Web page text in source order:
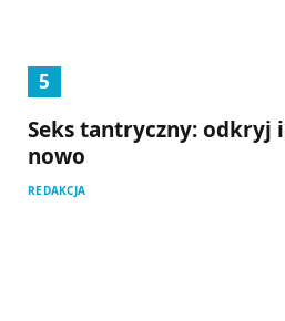
Seks tantryczny: odkryj
nowo
REDAKCJA